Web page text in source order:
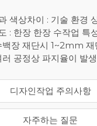
색상차이 : 기술 환경
: 한장 한장 수작업 특
백장 재단시 1~2mm 재
공정상 파지율이 발
디자인작업 주의사항
자주하는 질문